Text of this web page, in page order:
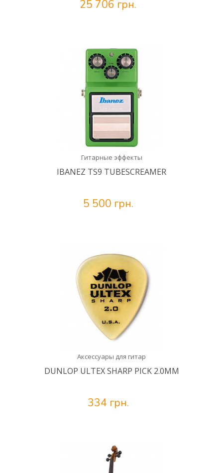
25 706 грн.
Гитарные эффекты
IBANEZ TS9 TUBESCREAMER
5 500 грн.
Аксессуары для гитар
DUNLOP ULTEX SHARP PICK 2.0MM
334 грн.